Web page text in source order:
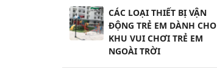
CÁC LOẠI THIẾT BỊ VẬN
ĐỘNG TRẺ EM DÀNH CHO
KHU VUI CHƠI TRẺ EM
NGOÀI TRỜI